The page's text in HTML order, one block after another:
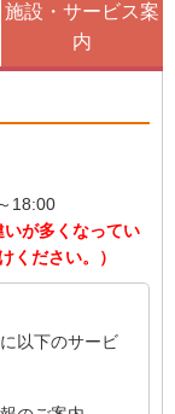
施設・サービス案
内
18:00
が多くなってい
ください。）
以下のサービ